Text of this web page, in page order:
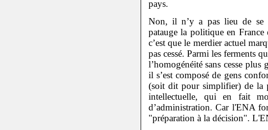
pays.
Non, il n’y a pas lieu de se
patauge la politique en France
c’est que le merdier actuel
pas cessé. Parmi les ferments
l’homogénéité sans cesse
il s’est composé de gens
(soit dit pour simplifier) de la
intellectuelle, qui en fait
d’administration. Car l'ENA
"préparation à la décision".